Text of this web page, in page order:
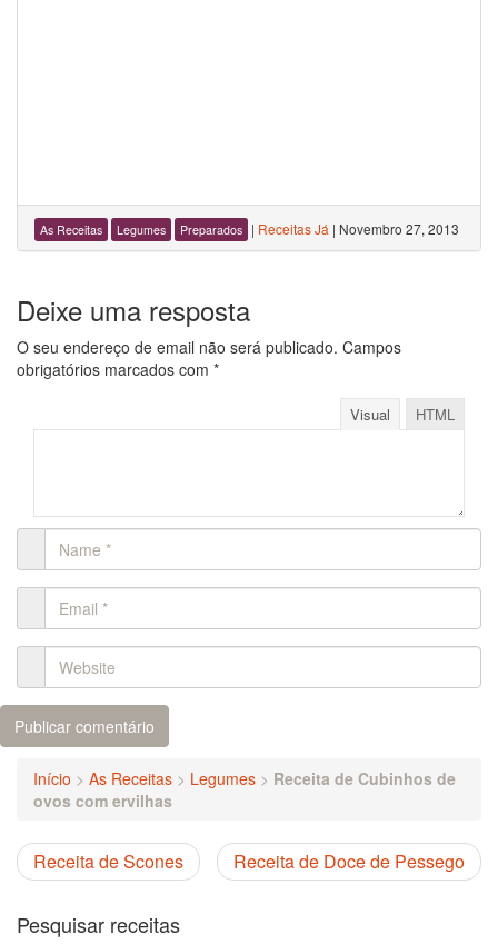
As Receitas Legumes Preparados | Receitas Já | Novembro 27, 2013
Deixe uma resposta
O seu endereço de email não será publicado. Campos
obrigatórios marcados com *
Visual HTML
Início > As Receitas > Legumes > Receita de Cubinhos de
ovos com ervilhas
Receita de Doce de Pessego
Receita de Scones
Pesquisar receitas